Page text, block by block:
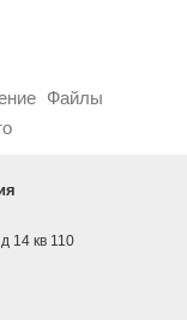
Файлы
14 кв 110